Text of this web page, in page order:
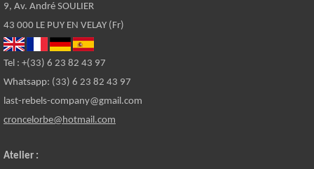
9, Av. André SOULIER
43 000 LE PUY EN VELAY (Fr)
Tel : +(33) 6 23 82 43 97
Whatsapp: (33) 6 23 82 43 97
last-rebels-company@gmail.com
croncelorbe@hotmail.com
Atelier :